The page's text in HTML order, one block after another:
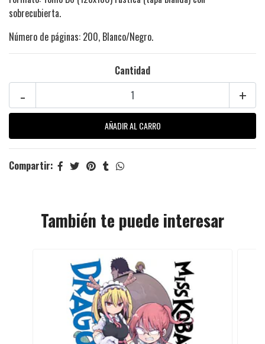
sobrecubierta.
Número de páginas: 200, Blanco/Negro.
Cantidad
+
-
Compartir:
También te puede interesar